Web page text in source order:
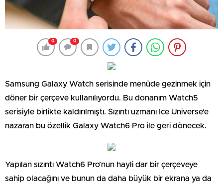
0 0
Samsung Galaxy Watch serisinde menüde gezinmek için
döner bir çerçeve kullanılıyordu. Bu donanım Watch5
serisiyle birlikte kaldırılmıştı. Sızıntı uzmanı Ice Universe‘e
nazaran bu özellik Galaxy Watch6 Pro ile geri dönecek.
Yapılan sızıntı Watch6 Pro’nun hayli dar bir çerçeveye
sahip olacağını ve bunun da daha büyük bir ekrana ya da